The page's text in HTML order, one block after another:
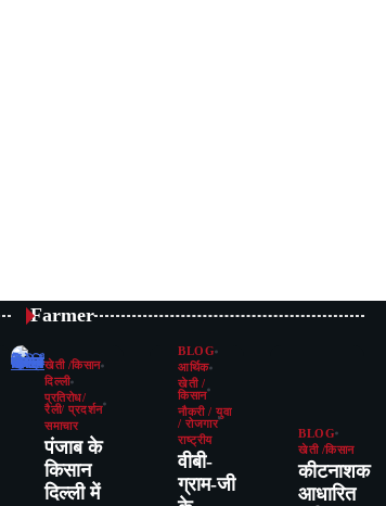
Farmer
खेती /किसान
दिल्ली
प्रतिरोध/
रैली/ प्रदर्शन
समाचार
पंजाब के
किसान
दिल्ली में
BLOG
आर्थिक
खेती /
किसान
नौकरी / युवा
/ रोजगार
राष्ट्रीय
वीबी-
ग्राम-जी
BLOG
खेती /किसान
कीटनाशक
आधारित